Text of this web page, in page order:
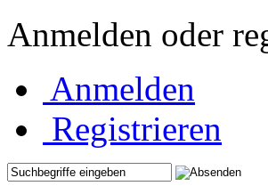
Anmelden oder
Anmelden
Registrieren